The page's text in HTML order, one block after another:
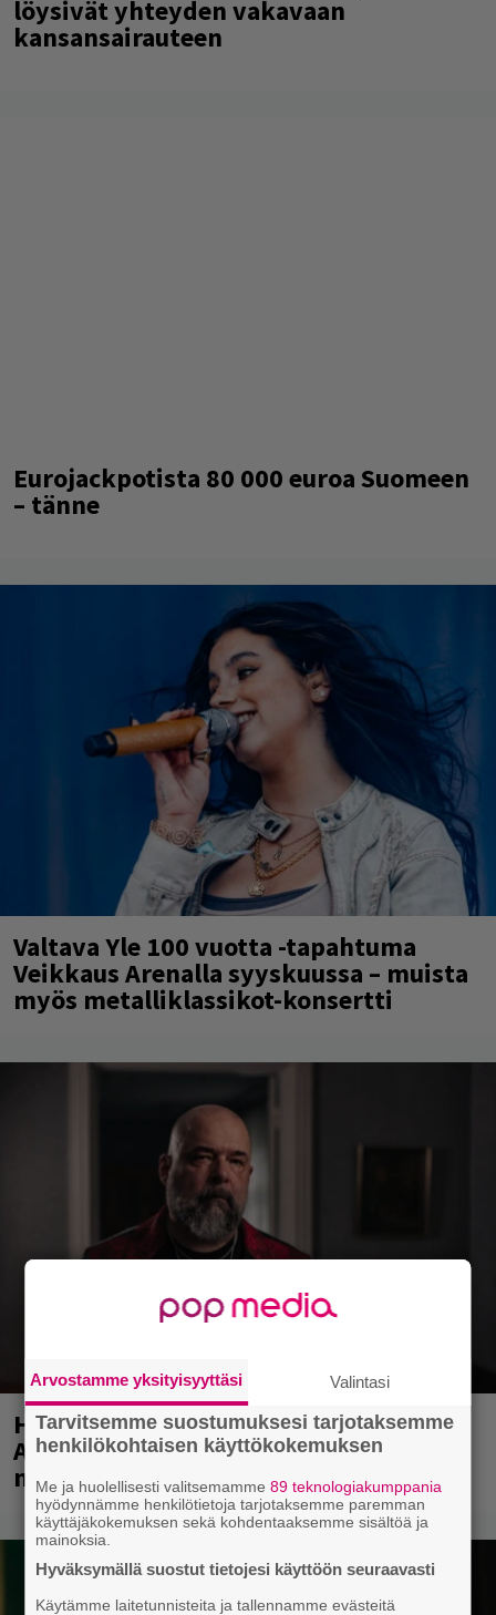
löysivät yhteyden vakavaan
kansansairauteen
Eurojackpotista 80 000 euroa Suomeen
– tänne
Valtava Yle 100 vuotta -tapahtuma
Veikkaus Arenalla syyskuussa – muista
myös metalliklassikot-konsertti
Huomenna se ilmestyy – CMX:stä tutun
A.W. Yrjänän uutuusalbumi om
mammuttimainen kokonaisuus
Arvostamme yksityisyyttäsi Valintasi
Tarvitsemme suostumuksesi tarjotaksemme
henkilökohtaisen käyttökokemuksen
Me ja huolellisesti valitsemamme89 teknologiakumppania
hyödynnämme henkilötietoja tarjotaksemme paremman
käyttäjäkokemuksen sekä kohdentaaksemme sisältöä ja
mainoksia.
Hyväksymällä suostut tietojesi käyttöön seuraavasti
Käytämme laitetunnisteita ja tallennamme evästeitä